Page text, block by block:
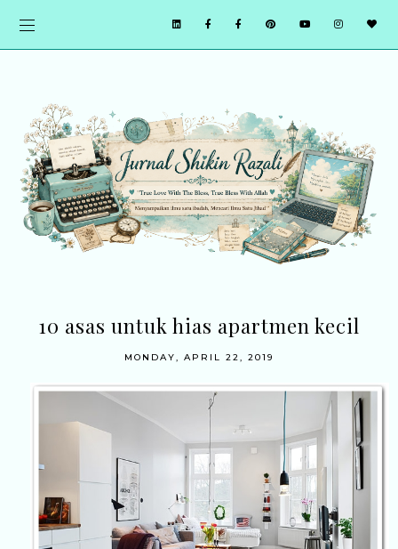
10 asas untuk hias apartmen kecil
MONDAY, APRIL 22, 2019